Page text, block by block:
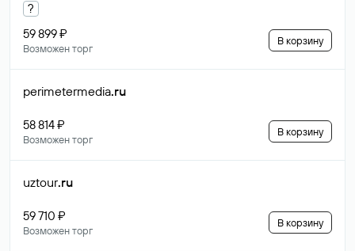
?
59 899 ₽
Возможен торг
В корзину
perimetermedia.ru
58 814 ₽
Возможен торг
В корзину
uztour.ru
59 710 ₽
Возможен торг
В корзину